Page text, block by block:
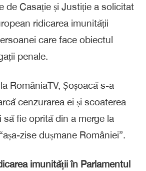
de Casație și Justiție a solicitat
ridicarea imunității
care face obiectul
penale.
RomâniaTV, Șoșoacă s-a
cenzurarea ei și scoaterea
să fie oprită din a merge la
zise dușmane României”.
imunității în Parlamentul